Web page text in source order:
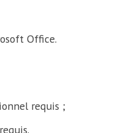
Office.
requis ;